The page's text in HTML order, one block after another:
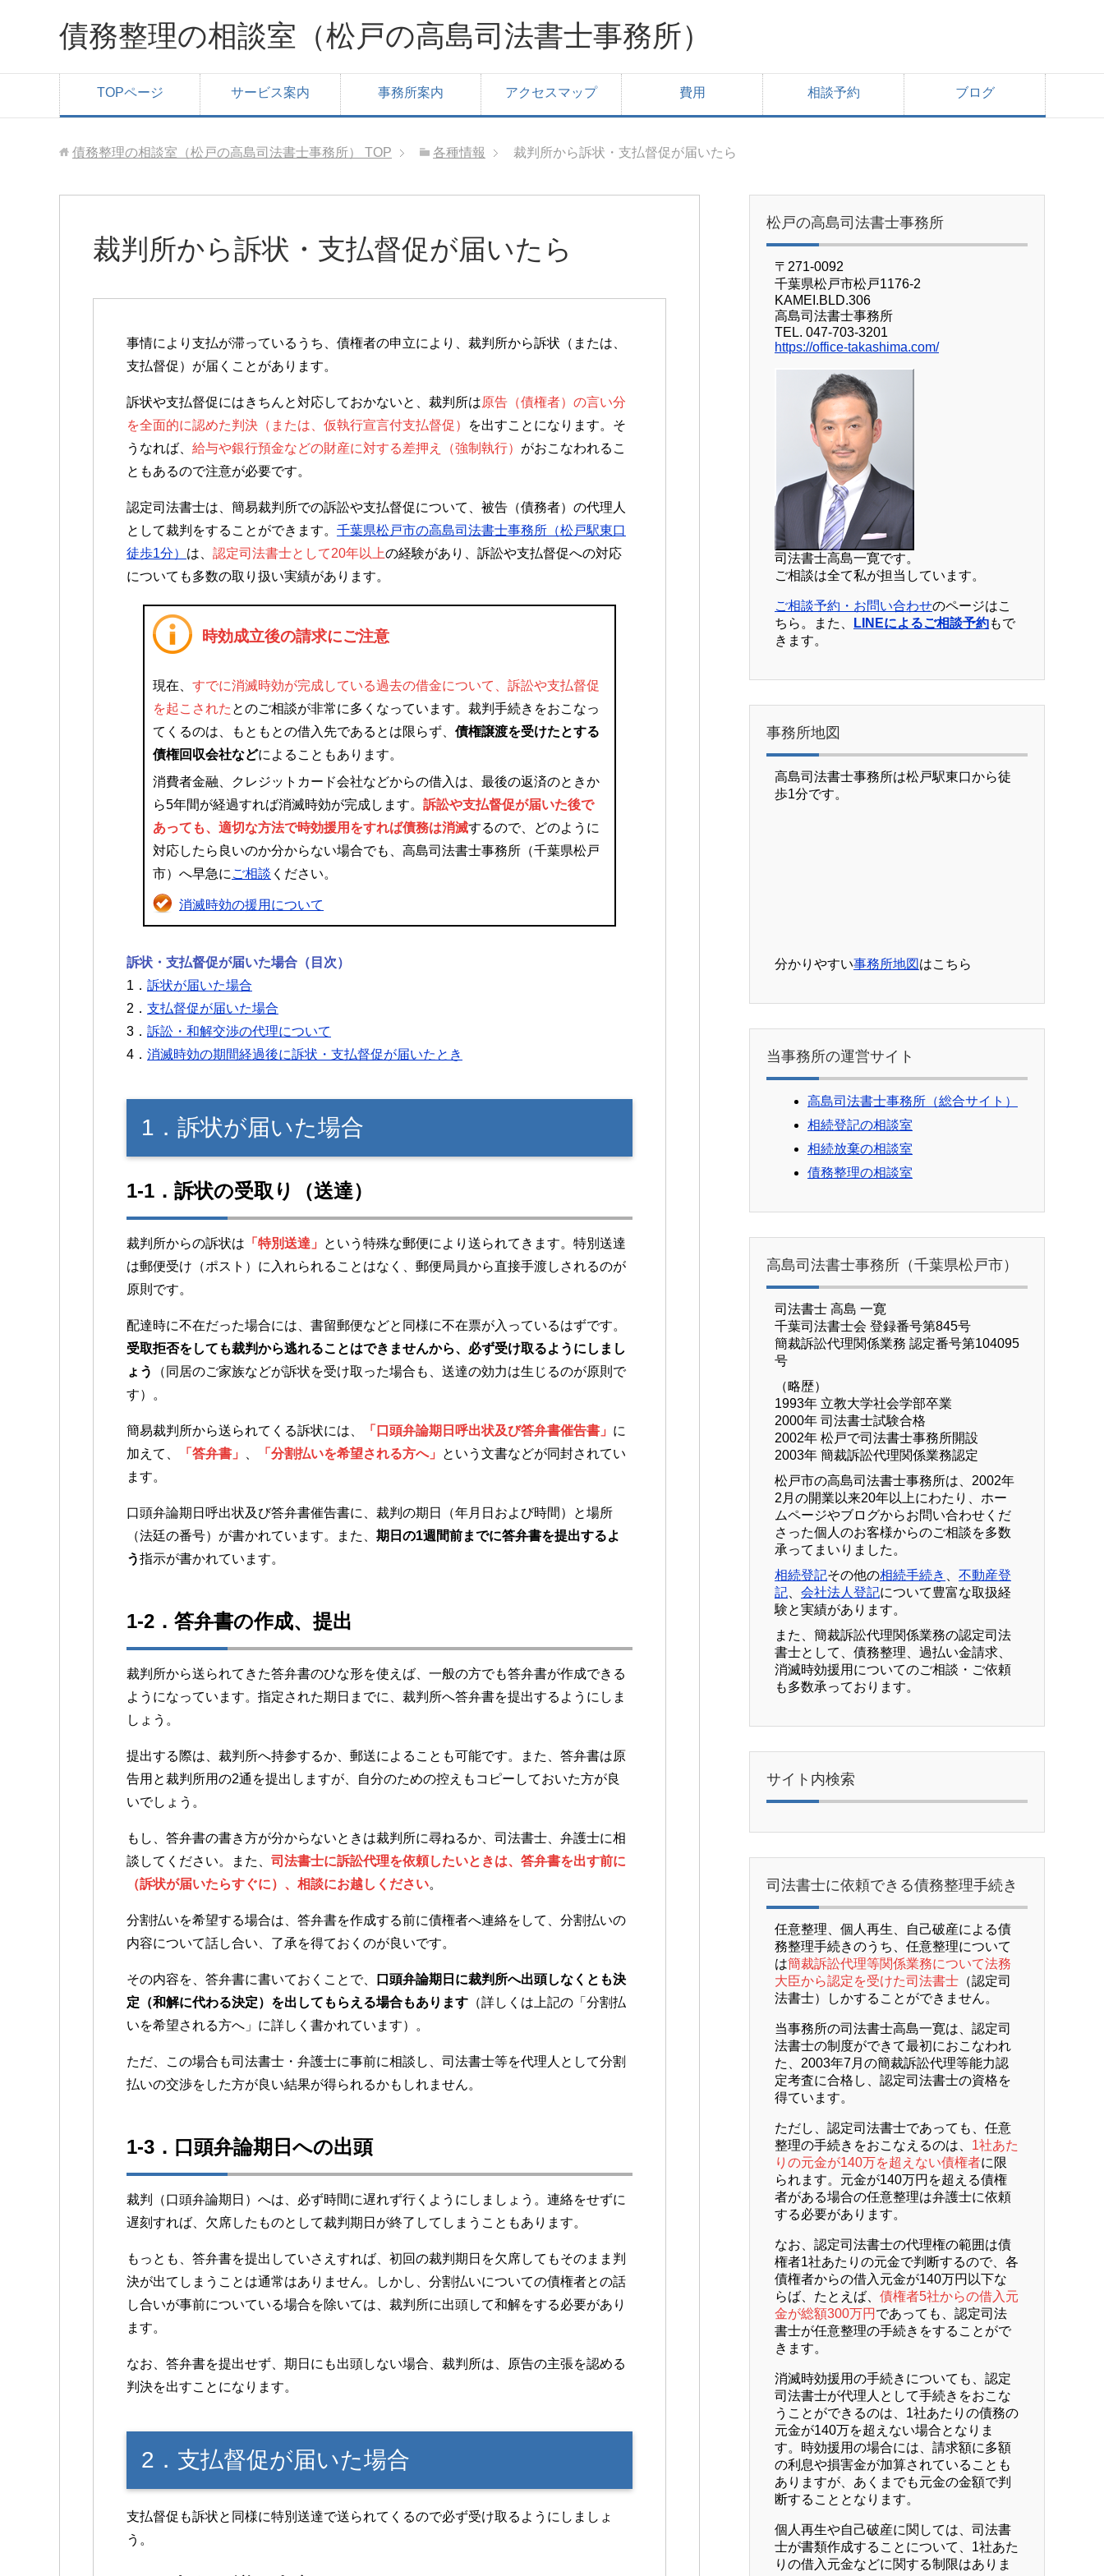
債務整理の相談室（松戸の高島司法書士事務所）
TOPページ サービス案内 事務所案内 アクセスマップ 費用 相談予約 ブログ
債務整理の相談室（松戸の高島司法書士事務所） TOP 各種情報 裁判所から訴状・支払督促が届いたら
裁判所から訴状・支払督促が届いたら
事情により支払が滞っているうち、債権者の申立により、裁判所から訴状（または、
支払督促）が届くことがあります。
訴状や支払督促にはきちんと対応しておかないと、裁判所は原告（債権者）の言い分
を全面的に認めた判決（または、仮執行宣言付支払督促）
を出すことになります。そ
うなれば、 給与や銀行預金などの財産に対する差押え（強制執行） がおこなわれるこ
ともあるので注意が必要です。
認定司法書士は、簡易裁判所での訴訟や支払督促について、被告（債務者）の代理人
として裁判をすることができます。 千葉県松戸市の高島司法書士事務所（松戸駅東口
徒歩1分） は、 認定司法書士として20年以上の経験があり、訴訟や支払督促への対応
についても多数の取り扱い実績があります。
時効成立後の請求にご注意
現在、 すでに消滅時効が完成している過去の借金について、訴訟や支払督促
を起こされた とのご相談が非常に多くなっています。裁判手続きをおこなっ
てくるのは、もともとの借入先であるとは限らず、 債権譲渡を受けたとする
債権回収会社などによることもあります。
消費者金融、クレジットカード会社などからの借入は、最後の返済のときか
ら5年間が経過すれば消滅時効が完成します。 訴訟や支払督促が届いた後で
あっても、適切な方法で時効援用をすれば債務は消滅するので、どのように
対応したら良いのか分からない場合でも、高島司法書士事務所（千葉県松戸
市）へ早急に ご相談 ください。
消滅時効の援用について
訴状・支払督促が届いた場合（目次）
1． 訴状が届いた場合
2． 支払督促が届いた場合
3． 訴訟・和解交渉の代理について
4． 消滅時効の期間経過後に訴状・支払督促が届いたとき
1．訴状が届いた場合
1-1．訴状の受取り（送達）
裁判所からの訴状は 「特別送達」
という特殊な郵便により送られてきます。特別送達
は郵便受け（ポスト）に入れられることはなく、郵便局員から直接手渡しされるのが
原則です。
配達時に不在だった場合には、書留郵便などと同様に不在票が入っているはずです。
受取拒否をしても裁判から逃れることはできませんから、必ず受け取るようにしまし
ょう
（同居のご家族などが訴状を受け取った場合も、送達の効力は生じるのが原則で
す）。
簡易裁判所から送られてくる訴状には、 「口頭弁論期日呼出状及び答弁書催告書」 に
加えて、
「答弁書」 「分割払いを希望される方へ」
という文書などが同封されてい
ます。
口頭弁論期日呼出状及び答弁書催告書に、裁判の期日（年月日および時間）と場所
（法廷の番号）が書かれています。また、 期日の1週間前までに答弁書を提出するよ
う指示が書かれています。
1-2．答弁書の作成、提出
裁判所から送られてきた答弁書のひな形を使えば、一般の方でも答弁書が作成できる
ようになっています。指定された期日までに、裁判所へ答弁書を提出するようにしま
しょう。
提出する際は、裁判所へ持参するか、郵送によることも可能です。また、答弁書は原
告用と裁判所用の2通を提出しますが、自分のための控えもコピーしておいた方が良
いでしょう。
もし、答弁書の書き方が分からないときは裁判所に尋ねるか、司法書士、弁護士に相
談してください。また、 司法書士に訴訟代理を依頼したいときは、答弁書を出す前に
（訴状が届いたらすぐに）、相談にお越しください。
分割払いを希望する場合は、答弁書を作成する前に債権者へ連絡をして、分割払いの
内容について話し合い、了承を得ておくのが良いです。
その内容を、答弁書に書いておくことで、
口頭弁論期日に裁判所へ出頭しなくとも決
定（和解に代わる決定）を出してもらえる場合もあります （詳しくは上記の「分割払
いを希望される方へ」に詳しく書かれています）。
ただ、この場合も司法書士・弁護士に事前に相談し、司法書士等を代理人として分割
払いの交渉をした方が良い結果が得られるかもしれません。
1-3．口頭弁論期日への出頭
裁判（口頭弁論期日）へは、必ず時間に遅れず行くようにしましょう。連絡をせずに
遅刻すれば、欠席したものとして裁判期日が終了してしまうこともあります。
もっとも、答弁書を提出していさえすれば、初回の裁判期日を欠席してもそのまま判
決が出てしまうことは通常はありません。しかし、分割払いについての債権者との話
し合いが事前についている場合を除いては、裁判所に出頭して和解をする必要があり
ます。
なお、答弁書を提出せず、期日にも出頭しない場合、裁判所は、原告の主張を認める
判決を出すことになります。
2．支払督促が届いた場合
支払督促も訴状と同様に特別送達で送られてくるので必ず受け取るようにしましょ
う。
松戸の高島司法書士事務所
〒271-0092
千葉県松戸市松戸1176-2
KAMEI.BLD.306
高島司法書士事務所
TEL. 047-703-3201
https://office-takashima.com/
司法書士高島一寛です。
ご相談は全て私が担当しています。
ご相談予約・お問い合わせのページはこ
ちら。また、
LINEによるご相談予約もで
きます。
事務所地図
高島司法書士事務所は松戸駅東口から徒
歩1分です。
分かりやすい事務所地図 はこちら
当事務所の運営サイト
高島司法書士事務所（総合サイト）
相続登記の相談室
相続放棄の相談室
債務整理の相談室
高島司法書士事務所（千葉県松戸市）
司法書士 高島 一寛
千葉司法書士会 登録番号第845号
簡裁訴訟代理関係業務 認定番号第104095
号
（略歴）
1993年 立教大学社会学部卒業
2000年 司法書士試験合格
2002年 松戸で司法書士事務所開設
2003年 簡裁訴訟代理関係業務認定
松戸市の高島司法書士事務所は、2002年
2月の開業以来20年以上にわたり、ホー
ムページやブログからお問い合わせくだ
さった個人のお客様からのご相談を多数
承ってまいりました。
相続登記その他の相続手続き
不動産登
記
会社法人登記について豊富な取扱経
験と実績があります。
また、簡裁訴訟代理関係業務の認定司法
書士として、債務整理、過払い金請求、
消滅時効援用についてのご相談・ご依頼
も多数承っております。
サイト内検索
司法書士に依頼できる債務整理手続き
任意整理、個人再生、自己破産による債
務整理手続きのうち、任意整理について
は簡裁訴訟代理等関係業務について法務
大臣から認定を受けた司法書士 （認定司
法書士）しかすることができません。
当事務所の司法書士高島一寛は、認定司
法書士の制度ができて最初におこなわれ
た、2003年7月の簡裁訴訟代理等能力認
定考査に合格し、認定司法書士の資格を
得ています。
ただし、認定司法書士であっても、任意
整理の手続きをおこなえるのは、 1社あた
りの元金が140万を超えない債権者に限
られます。元金が140万円を超える債権
者がある場合の任意整理は弁護士に依頼
する必要があります。
なお、認定司法書士の代理権の範囲は債
権者1社あたりの元金で判断するので、各
債権者からの借入元金が140万円以下な
らば、たとえば、 債権者5社からの借入元
金が総額300万円 であっても、認定司法
書士が任意整理の手続きをすることがで
きます。
消滅時効援用の手続きについても、認定
司法書士が代理人として手続きをおこな
うことができるのは、1社あたりの債務の
元金が140万を超えない場合となりま
す。時効援用の場合には、請求額に多額
の利息や損害金が加算されていることも
ありますが、あくまでも元金の金額で判
断することとなります。
個人再生や自己破産に関しては、司法書
士が書類作成することについて、1社あた
りの借入元金などに関する制限はありま